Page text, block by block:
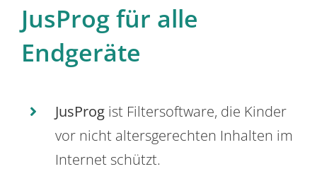
JusProg für alle
Endgeräte
JusProg ist Filtersoftware, die Kinder
vor nicht altersgerechten Inhalten im
Internet schützt.